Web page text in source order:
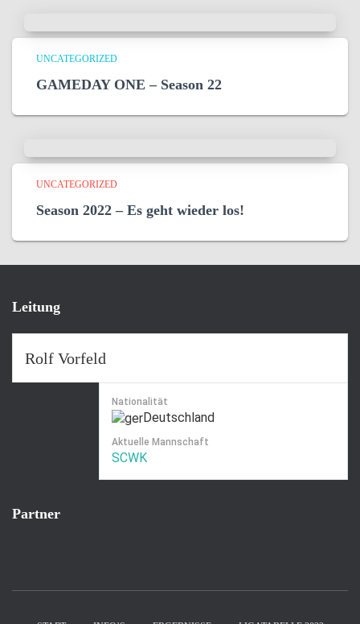
UNCATEGORIZED
GAMEDAY ONE – Season 22
UNCATEGORIZED
Season 2022 – Es geht wieder los!
Leitung
Rolf Vorfeld
Nationalität
Deutschland
Aktuelle Mannschaft
SCWK
Partner